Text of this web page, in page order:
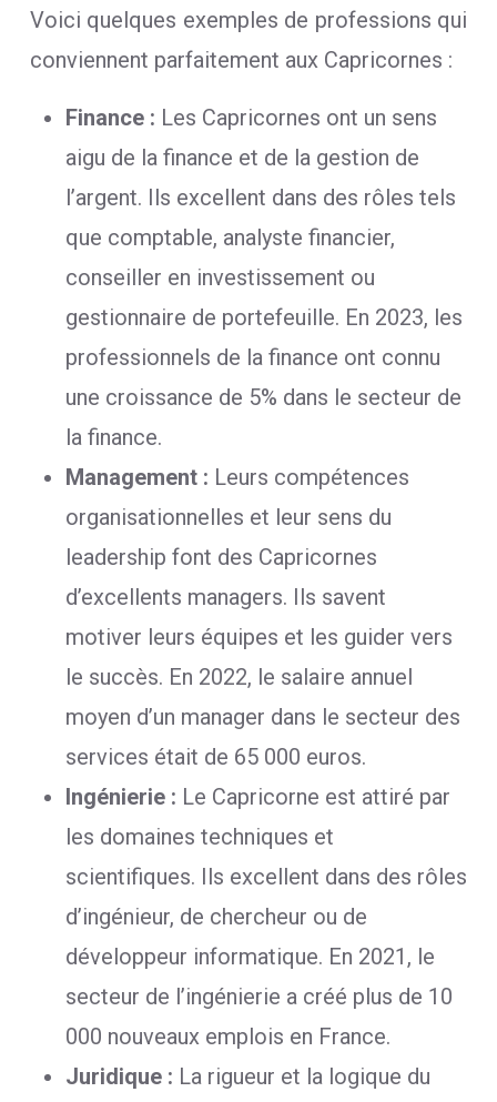
Voici quelques exemples de professions qui
conviennent parfaitement aux Capricornes :
Finance : Les Capricornes ont un sens
aigu de la finance et de la gestion de
l’argent. Ils excellent dans des rôles tels
que comptable, analyste financier,
conseiller en investissement ou
gestionnaire de portefeuille. En 2023, les
professionnels de la finance ont connu
une croissance de 5% dans le secteur de
la finance.
Management : Leurs compétences
organisationnelles et leur sens du
leadership font des Capricornes
d’excellents managers. Ils savent
motiver leurs équipes et les guider vers
le succès. En 2022, le salaire annuel
moyen d’un manager dans le secteur des
services était de 65 000 euros.
Ingénierie : Le Capricorne est attiré par
les domaines techniques et
scientifiques. Ils excellent dans des rôles
d’ingénieur, de chercheur ou de
développeur informatique. En 2021, le
secteur de l’ingénierie a créé plus de 10
000 nouveaux emplois en France.
Juridique : La rigueur et la logique du